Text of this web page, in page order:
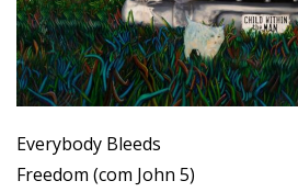
Everybody Bleeds
Freedom (com John 5)